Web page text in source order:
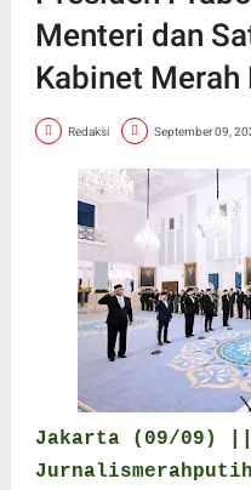
Menteri dan
Kabinet Merah
Redaksi September 09,
Jakarta (09/09) ||